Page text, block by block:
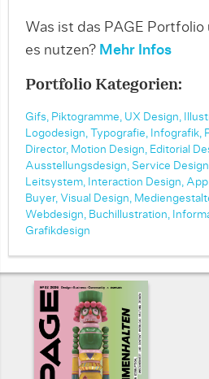
Was ist das PAGE Portfolio
es nutzen? Mehr Infos
Portfolio Kategorien:
Gifs, Piktogramme, UX Design,
Logodesign,
Typografie, Infografik,
Director, Motion Design, Editorial
Ausstellungsdesign, Service
Leitsystem, Interaction Design,
Buyer, Visual Design,
Webdesign, Buchillustration,
Grafikdesign